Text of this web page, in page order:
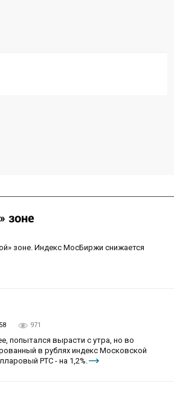
зоне
зоне. Индекс МосБиржи снижается
971
попытался вырасти с утра, но во
в рублях индекс Московской
РТС - на 1,2%.